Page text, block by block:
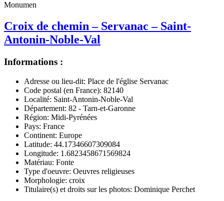
Monumen
Croix de chemin – Servanac – Saint-
Antonin-Noble-Val
Informations :
Adresse ou lieu-dit: Place de l'église Servanac
Code postal (en France): 82140
Localité: Saint-Antonin-Noble-Val
Département: 82 - Tarn-et-Garonne
Région: Midi-Pyrénées
Pays: France
Continent: Europe
Latitude: 44.17346607309084
Longitude: 1.6823458671569824
Matériau: Fonte
Type d'oeuvre: Oeuvres religieuses
Morphologie: croix
Titulaire(s) et droits sur les photos: Dominique Perchet